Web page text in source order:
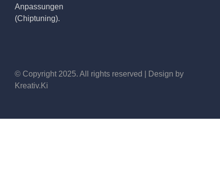
Anpassungen
(Chiptuning).
© Copyright 2025. All rights reserved | Design by
Kreativ.Ki